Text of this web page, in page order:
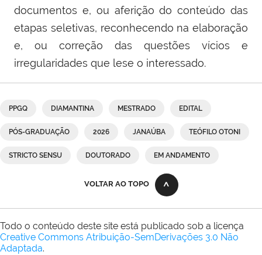
documentos e, ou aferição do conteúdo das
etapas seletivas, reconhecendo na elaboração
e, ou correção das questões vícios e
irregularidades que lese o interessado.
PPGQ DIAMANTINA MESTRADO EDITAL
PÓS-GRADUAÇÃO 2026 JANAÚBA TEÓFILO OTONI
STRICTO SENSU DOUTORADO EM ANDAMENTO
VOLTAR AO TOPO
Todo o conteúdo deste site está publicado sob a licença
Creative Commons Atribuição-SemDerivações 3.0 Não
Adaptada.